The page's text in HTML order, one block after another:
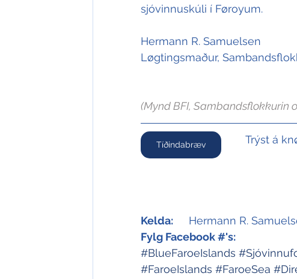
sjóvinnuskúli í Føroyum.
Hermann R. Samuelsen
Løgtingsmaður,
(Mynd BFI, Sambandsflokkurin
Tíðindabræv Trýst á
Kelda:
Hermann R.
Fylg Facebook #'s:
#BlueFaroeIslands
#FaroeIslands #FaroeSea